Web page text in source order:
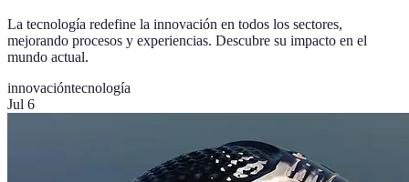
La tecnología redefine la innovación en todos los sectores,
mejorando procesos y experiencias. Descubre su impacto en el
mundo actual.
innovacióntecnología
Jul 6